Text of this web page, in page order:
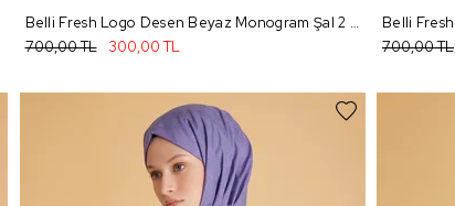
Belli Fresh Logo Desen Beyaz Monogram Şal 2 - 71
300,00 TL
700,00 TL 700,00 TL